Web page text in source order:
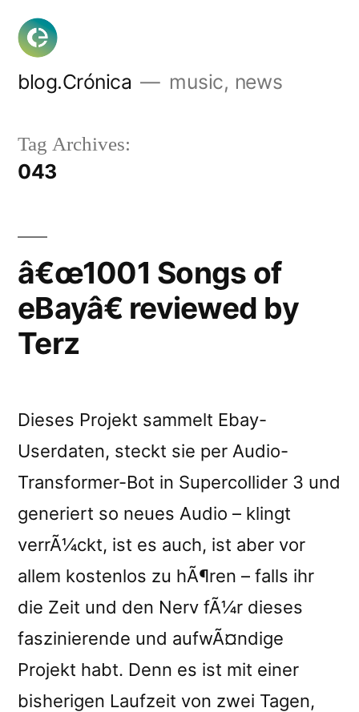
Skip
content
blog.Crónica music, news
Tag Archives:
043
â€œ1001 Songs of
eBayâ€ reviewed by
Terz
Dieses Projekt sammelt Ebay-
Userdaten, steckt sie per Audio-
Transformer-Bot in Supercollider 3 und
generiert so neues Audio – klingt
verrÃ¼ckt, ist es auch, ist aber vor
allem kostenlos zu hÃ¶ren – falls ihr
die Zeit und den Nerv fÃ¼r dieses
faszinierende und aufwÃ¤ndige
Projekt habt. Denn es ist mit einer
bisherigen Laufzeit von zwei Tagen,